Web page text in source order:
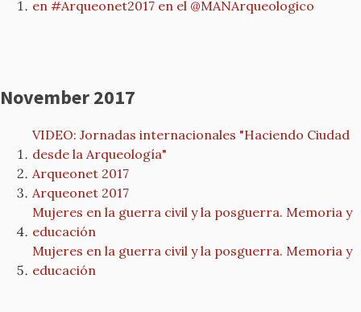
November 2017
VIDEO: Jornadas internacionales "Haciendo Ciudad
desde la Arqueología"
Arqueonet 2017
Arqueonet 2017
Mujeres en la guerra civil y la posguerra. Memoria y
educación
Mujeres en la guerra civil y la posguerra. Memoria y
educación